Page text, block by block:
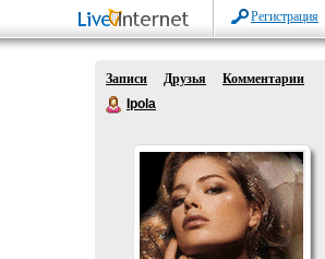
Регистрация
Записи Друзья
Комментарии
Ipola